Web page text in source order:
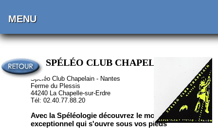
MENU
SPÉLÉO CLUB CHAPELAIN
Spéléo Club Chapelain - Nantes
Ferme du Plessis
44240 La Chapelle-sur-Erdre
Tél: 02.40.77.88.20
Avec la Spéléologie découvrez le monde
exceptionnel qui s'ouvre sous vos pieds